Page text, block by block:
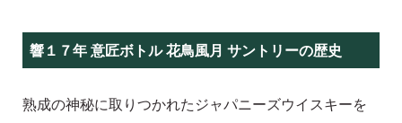
響１７年 意匠ボトル 花鳥風月 サントリーの歴史
熟成の神秘に取りつかれたジャパニーズウイスキーを